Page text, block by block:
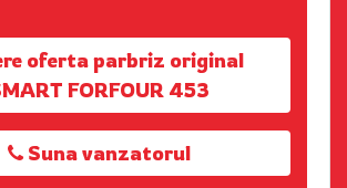
oferta parbriz original
FORFOUR 453
Suna vanzatorul